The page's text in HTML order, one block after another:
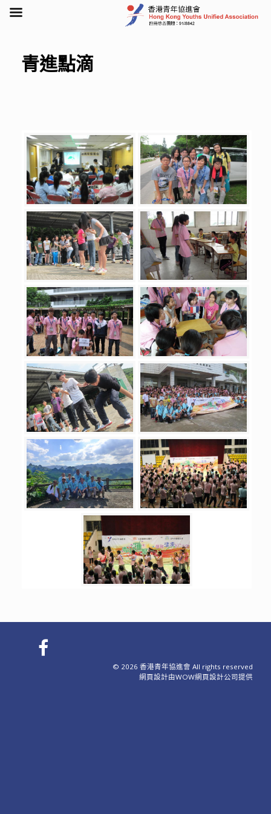
content青進點滴
© 2026 香港青年協進會 All rights reserved
網頁設計由WOW網頁設計公司提供